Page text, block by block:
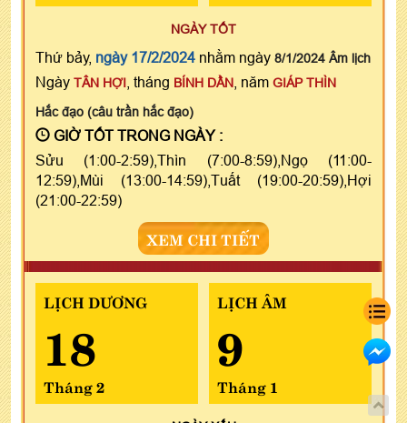
NGÀY TỐT
Thứ bảy, ngày 17/2/2024 nhằm ngày 8/1/2024 Âm lịch
Ngày TÂN HỢI , tháng BÍNH DẦN , năm GIÁP THÌN
Hắc đạo (câu trần hắc đạo)
GIỜ TỐT TRONG NGÀY :
Sửu (1:00-2:59),Thìn (7:00-8:59),Ngọ (11:00-
12:59),Mùi (13:00-14:59),Tuất (19:00-20:59),Hợi
(21:00-22:59)
XEM CHI TIẾT
LỊCH DƯƠNG
18
Tháng 2
LỊCH ÂM
9
Tháng 1